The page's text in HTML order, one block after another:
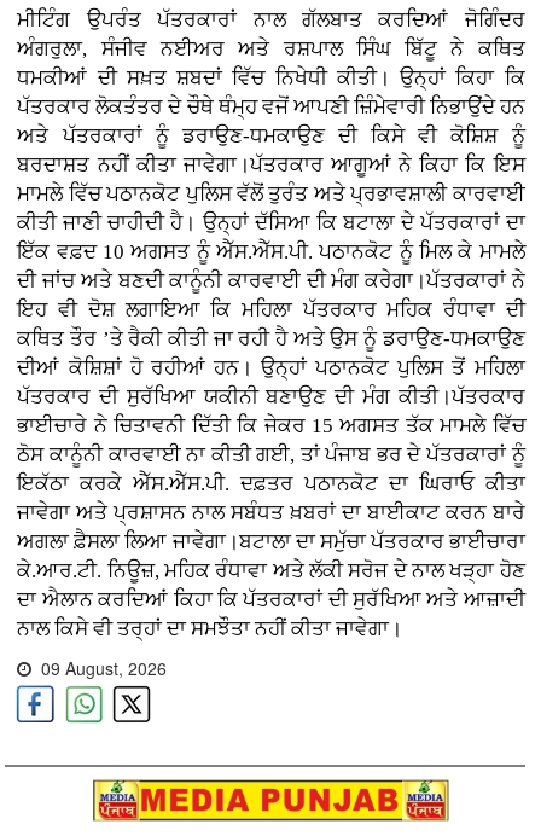
ਮੀਟਿੰਗ ਉਪਰੰਤ ਪੱਤਰਕਾਰਾਂ ਨਾਲ ਗੱਲਬਾਤ ਕਰਦਿਆਂ ਜੋਗਿੰਦਰ
ਅੰਗਰੁਲਾ, ਸੰਜੀਵ ਨਈਅਰ ਅਤੇ ਰਸ਼ਪਾਲ ਸਿੰਘ ਬਿੱਟੂ ਨੇ ਕਥਿਤ
ਧਮਕੀਆਂ ਦੀ ਸਖ਼ਤ ਸ਼ਬਦਾਂ ਵਿੱਚ ਨਿਖੇਧੀ ਕੀਤੀ। ਉਨ੍ਹਾਂ ਕਿਹਾ ਕਿ
ਪੱਤਰਕਾਰ ਲੋਕਤੰਤਰ ਦੇ ਚੌਥੇ ਥੰਮ੍ਹ ਵਜੋਂ ਆਪਣੀ ਜ਼ਿੰਮੇਵਾਰੀ ਨਿਭਾਉਂਦੇ ਹਨ
ਅਤੇ ਪੱਤਰਕਾਰਾਂ ਨੂੰ ਡਰਾਉਣ-ਧਮਕਾਉਣ ਦੀ ਕਿਸੇ ਵੀ ਕੋਸ਼ਿਸ਼ ਨੂੰ
ਬਰਦਾਸ਼ਤ ਨਹੀਂ ਕੀਤਾ ਜਾਵੇਗਾ।ਪੱਤਰਕਾਰ ਆਗੂਆਂ ਨੇ ਕਿਹਾ ਕਿ ਇਸ
ਮਾਮਲੇ ਵਿੱਚ ਪਠਾਨਕੋਟ ਪੁਲਿਸ ਵੱਲੋਂ ਤੁਰੰਤ ਅਤੇ ਪ੍ਰਭਾਵਸ਼ਾਲੀ ਕਾਰਵਾਈ
ਕੀਤੀ ਜਾਣੀ ਚਾਹੀਦੀ ਹੈ। ਉਨ੍ਹਾਂ ਦੱਸਿਆ ਕਿ ਬਟਾਲਾ ਦੇ ਪੱਤਰਕਾਰਾਂ ਦਾ
ਇੱਕ ਵਫ਼ਦ 10 ਅਗਸਤ ਨੂੰ ਐੱਸ.ਐੱਸ.ਪੀ. ਪਠਾਨਕੋਟ ਨੂੰ ਮਿਲ ਕੇ ਮਾਮਲੇ
ਦੀ ਜਾਂਚ ਅਤੇ ਬਣਦੀ ਕਾਨੂੰਨੀ ਕਾਰਵਾਈ ਦੀ ਮੰਗ ਕਰੇਗਾ।ਪੱਤਰਕਾਰਾਂ ਨੇ
ਇਹ ਵੀ ਦੋਸ਼ ਲਗਾਇਆ ਕਿ ਮਹਿਲਾ ਪੱਤਰਕਾਰ ਮਹਿਕ ਰੰਧਾਵਾ ਦੀ
ਕਥਿਤ ਤੌਰ ’ਤੇ ਰੈਕੀ ਕੀਤੀ ਜਾ ਰਹੀ ਹੈ ਅਤੇ ਉਸ ਨੂੰ ਡਰਾਉਣ-ਧਮਕਾਉਣ
ਦੀਆਂ ਕੋਸ਼ਿਸ਼ਾਂ ਹੋ ਰਹੀਆਂ ਹਨ। ਉਨ੍ਹਾਂ ਪਠਾਨਕੋਟ ਪੁਲਿਸ ਤੋਂ ਮਹਿਲਾ
ਪੱਤਰਕਾਰ ਦੀ ਸੁਰੱਖਿਆ ਯਕੀਨੀ ਬਣਾਉਣ ਦੀ ਮੰਗ ਕੀਤੀ।ਪੱਤਰਕਾਰ
ਭਾਈਚਾਰੇ ਨੇ ਚਿਤਾਵਨੀ ਦਿੱਤੀ ਕਿ ਜੇਕਰ 15 ਅਗਸਤ ਤੱਕ ਮਾਮਲੇ ਵਿੱਚ
ਠੋਸ ਕਾਨੂੰਨੀ ਕਾਰਵਾਈ ਨਾ ਕੀਤੀ ਗਈ, ਤਾਂ ਪੰਜਾਬ ਭਰ ਦੇ ਪੱਤਰਕਾਰਾਂ ਨੂੰ
ਇਕੱਠਾ ਕਰਕੇ ਐੱਸ.ਐੱਸ.ਪੀ. ਦਫ਼ਤਰ ਪਠਾਨਕੋਟ ਦਾ ਘਿਰਾਓ ਕੀਤਾ
ਜਾਵੇਗਾ ਅਤੇ ਪ੍ਰਸ਼ਾਸਨ ਨਾਲ ਸਬੰਧਤ ਖ਼ਬਰਾਂ ਦਾ ਬਾਈਕਾਟ ਕਰਨ ਬਾਰੇ
ਅਗਲਾ ਫ਼ੈਸਲਾ ਲਿਆ ਜਾਵੇਗਾ।ਬਟਾਲਾ ਦਾ ਸਮੁੱਚਾ ਪੱਤਰਕਾਰ ਭਾਈਚਾਰਾ
ਕੇ.ਆਰ.ਟੀ. ਨਿਊਜ਼, ਮਹਿਕ ਰੰਧਾਵਾ ਅਤੇ ਲੱਕੀ ਸਰੋਜ ਦੇ ਨਾਲ ਖੜ੍ਹਾ ਹੋਣ
ਦਾ ਐਲਾਨ ਕਰਦਿਆਂ ਕਿਹਾ ਕਿ ਪੱਤਰਕਾਰਾਂ ਦੀ ਸੁਰੱਖਿਆ ਅਤੇ ਆਜ਼ਾਦੀ
ਨਾਲ ਕਿਸੇ ਵੀ ਤਰ੍ਹਾਂ ਦਾ ਸਮਝੌਤਾ ਨਹੀਂ ਕੀਤਾ ਜਾਵੇਗਾ।
09 August, 2026